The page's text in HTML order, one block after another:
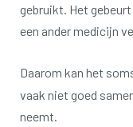
gebruikt. Het
een ander medicijn
Daarom kan het
vaak niet goed
neemt.